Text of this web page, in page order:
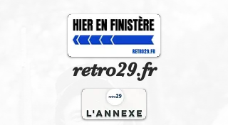
retro29.fr